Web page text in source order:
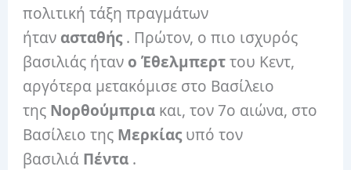
πολιτική τάξη πραγμάτων
ήταν ασταθής. Πρώτον, ο πιο ισχυρός
βασιλιάς ήταν ο Έθελμπερττου Κεντ,
αργότερα μετακόμισε στο Βασίλειο
της Νορθούμπρια και, τον 7ο αιώνα, στο
Βασίλειο της Μερκίαςυπό τον
βασιλιά Πέντα .